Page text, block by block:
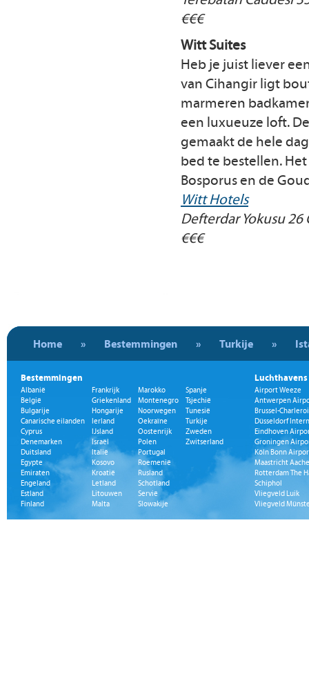
€€€
Witt Suites
Heb je juist liever
van Cihangir ligt
marmeren
een luxueuze loft.
gemaakt de hele
bed te bestellen.
Bosporus en de
Witt Hotels
Defterdar Yokusu
€€€
Home » Bestemmingen » Turkije »
Bestemmingen
Albanië
België
Bulgarije
Canarische eilanden
Cyprus
Denemarken
Duitsland
Egypte
Emiraten
Engeland
Estland
Finland
Frankrijk
Griekenland
Hongarije
Ierland
IJsland
Israël
Italië
Kosovo
Kroatië
Letland
Litouwen
Malta
Marokko
Montenegro
Noorwegen
Oekraïne
Oostenrijk
Polen
Portugal
Roemenië
Rusland
Schotland
Servië
Slowakije
Spanje
Tsjechië
Tunesië
Turkije
Zweden
Zwitserland
Luchthavens
Airport Weeze
Antwerpen
Brussel-
Düsseldorf
Eindhoven
Groningen
Köln Bonn
Maastricht
Rotterdam The
Schiphol
Vliegveld Luik
Vliegveld